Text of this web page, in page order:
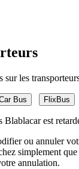
les
Bus FlixBus
Blablacar est
ou annuler
simplement
annulation.